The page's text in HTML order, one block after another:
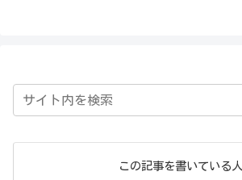
この記事を書いている人